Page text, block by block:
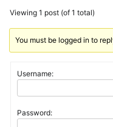
Viewing 1 post (of 1 total)
You must be logged in to
Username:
Password: